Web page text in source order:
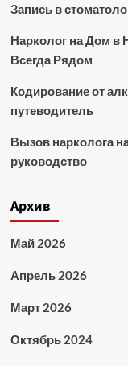
Запись в
Нарколог на Дом в
Всегда Рядом
Кодирование от
путеводитель
Вызов нарколога
руководство
Архив
Май 2026
Апрель 2026
Март 2026
Октябрь 2024